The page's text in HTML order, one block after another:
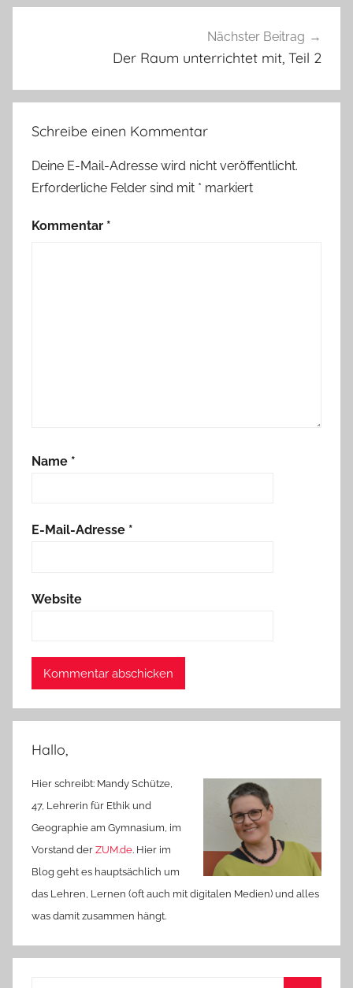
Nächster Beitrag
Der Raum unterrichtet mit, Teil 2
Schreibe einen Kommentar
Deine E-Mail-Adresse wird nicht veröffentlicht.
Erforderliche Felder sind mit * markiert
Kommentar *
Name *
E-Mail-Adresse *
Website
Hallo,
Hier schreibt: Mandy Schütze,
47, Lehrerin für Ethik und
Geographie am Gymnasium, im
Vorstand der ZUM.de. Hier im
Blog geht es hauptsächlich um
das Lehren, Lernen (oft auch mit digitalen Medien) und alles
was damit zusammen hängt.